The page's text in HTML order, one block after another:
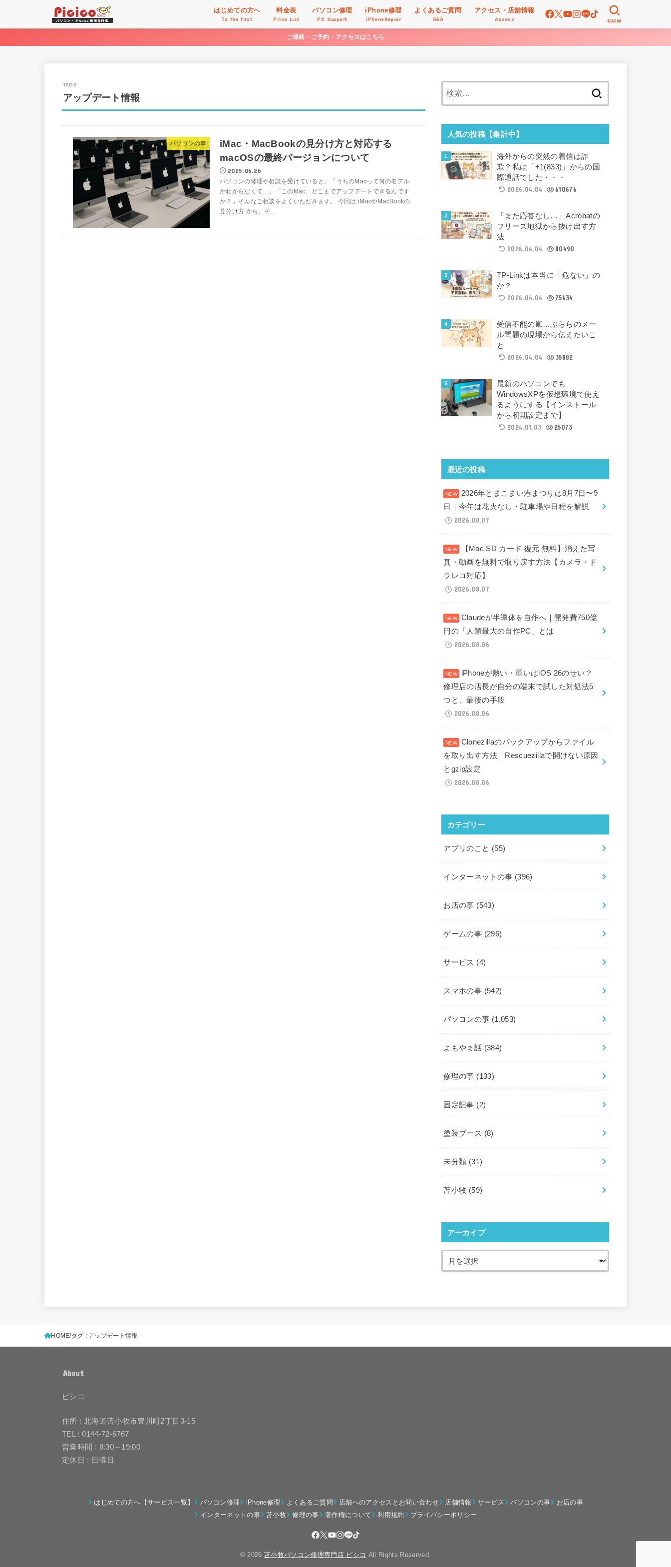
はじめての方へ
To the first
料金表
Price List
パソコン修理
PC Support
iPhone修理
iPhoneRepair
よくあるご質問
Q&A
アクセス・店舗情報
Access SEARCH
ご連絡・ご予約・アクセスはこちら
アップデート情報
パソコンの事
iMac・MacBookの見分け方と対応する
macOSの最終バージョンについて
2025.06.26
パソコンの修理や相談を受けていると、「うちのMacって何のモデル
かわからなくて…」「このMac、どこまでアップデートできるんです
か？」そんなご相談をよくいただきます。 今回は iMacやMacBookの
見分け方 から、そ...
人気の投稿【集計中】
海外からの突然の着信は詐
欺？私は「+1(833)」からの国
際通話でした・・・
2026.04.04
610676
「また応答なし…」Acrobatの
フリーズ地獄から抜け出す方
法
2026.04.04
80490
TP-Linkは本当に「危ない」の
か？
2026.04.04
75634
受信不能の嵐…ぷららのメー
ル問題の現場から伝えたいこ
と
2026.04.04
35882
最新のパソコンでも
WindowsXPを仮想環境で使え
るようにする【インストール
から初期設定まで】
2024.01.03
25073
最近の投稿
2026年とまこまい港まつりは8月7日〜9
日｜今年は花火なし・駐車場や日程を解説
2026.08.07
【Mac SD カード 復元 無料】消えた写
真・動画を無料で取り戻す方法【カメラ・ド
ラレコ対応】
2026.08.07
Claudeが半導体を自作へ｜開発費750億
円の「人類最大の自作PC」とは
2026.08.06
iPhoneが熱い・重いはiOS 26のせい？
修理店の店長が自分の端末で試した対処法5
つと、最後の手段
2026.08.06
Clonezillaのバックアップからファイル
を取り出す方法｜Rescuezillaで開けない原因
とgzip設定
2026.08.06
カテゴリー
アプリのこと (55)
インターネットの事 (396)
お店の事 (543)
ゲームの事 (296)
サービス (4)
スマホの事 (542)
パソコンの事 (1,053)
よもやま話 (384)
修理の事 (133)
固定記事 (2)
塗装ブース (8)
未分類 (31)
苫小牧 (59)
アーカイブ
HOME タグ : アップデート情報
About
ピシコ
住所 : 北海道苫小牧市豊川町2丁目3-15
TEL : 0144-72-6767
営業時間 : 8:30～19:00
定休日 : 日曜日
はじめての方へ【サービス一覧】 パソコン修理 iPhone修理 よくあるご質問 店舗へのアクセスとお問い合わせ 店舗情報 サービス パソコンの事
お店の事
インターネットの事
苫小牧 修理の事 著作権について 利用規約 プライバシーポリシー
© 2026苫小牧パソコン修理専門店 ピシコ All Rights Reserved.